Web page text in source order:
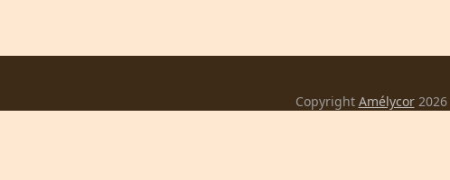
Copyright Amélycor2026